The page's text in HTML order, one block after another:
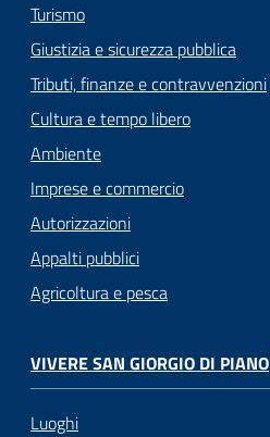
Turismo
Giustizia e sicurezza pubblica
Tributi, finanze e contravvenzioni
Cultura e tempo libero
Ambiente
Imprese e commercio
Autorizzazioni
Appalti pubblici
Agricoltura e pesca
VIVERE SAN GIORGIO DI PIANO
Luoghi